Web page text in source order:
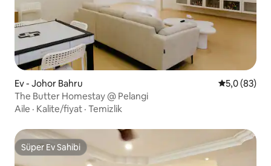
Ev - Johor Bahru 5 üzerinden
5,0 (83)
The Butter Homestay @ Pelangi
Aile · Kalite/fiyat · Temizlik
Süper Ev Sahibi
Süper Ev Sahibi